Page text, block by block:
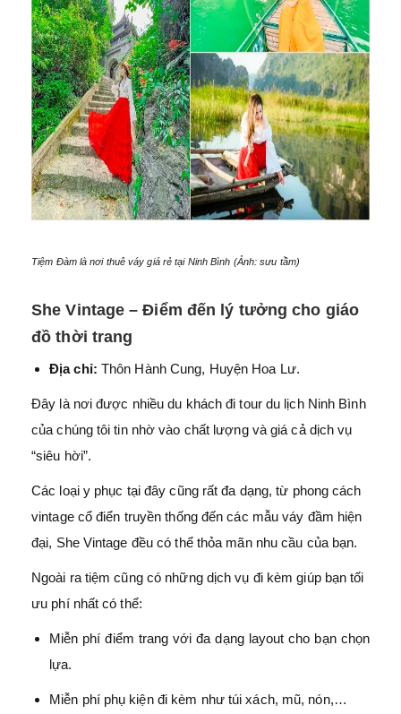
Tiệm Đàm là nơi thuê váy giá rẻ tại Ninh Bình (Ảnh: sưu tầm)
She Vintage – Điểm đến lý tưởng cho giáo
đồ thời trang
Địa chỉ: Thôn Hành Cung, Huyện Hoa Lư.
Đây là nơi được nhiều du khách đi tour du lịch Ninh Bình
của chúng tôi tin nhờ vào chất lượng và giá cả dịch vụ
“siêu hời”.
Các loại y phục tại đây cũng rất đa dạng, từ phong cách
vintage cổ điển truyền thống đến các mẫu váy đầm hiện
đại, She Vintage đều có thể thỏa mãn nhu cầu của bạn.
Ngoài ra tiệm cũng có những dịch vụ đi kèm giúp bạn tối
ưu phí nhất có thể:
Miễn phí điểm trang với đa dạng layout cho bạn chọn
lựa.
Miễn phí phụ kiện đi kèm như túi xách, mũ, nón,…